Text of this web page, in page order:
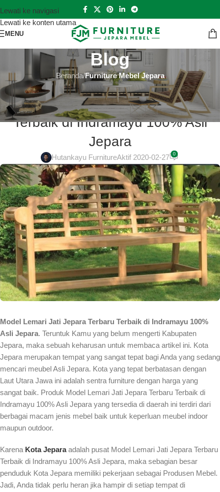
Lewati ke navigasi
Lewati ke konten utama
MENU
Blog
Beranda/Furniture Mebel Jepara
FURNITURE MEBEL JEPARA
Model Lemari Jati Jepara Terbaru
Terbaik di Indramayu 100% Asli
Jepara
Hutankayu FurnitureAktif 2020-02-27 0
Model Lemari Jati Jepara Terbaru Terbaik di Indramayu 100%
Asli Jepara. Teruntuk Kamu yang belum mengerti Kabupaten
Jepara, maka sebuah keharusan untuk membaca artikel ini. Kota
Jepara merupakan tempat yang sangat tepat bagi Anda yang sedang
mencari meubel Asli Jepara. Kota yang tepat berbatasan dengan
Laut Utara Jawa ini adalah sentra furniture dengan harga yang
sangat baik. Produk Model Lemari Jati Jepara Terbaru Terbaik di
Indramayu 100% Asli Jepara yang tersedia di daerah ini terdiri dari
berbagai macam jenis mebel baik untuk keperluan meubel indoor
maupun outdoor.
Karena Kota Jeparaadalah pusat Model Lemari Jati Jepara Terbaru
Terbaik di Indramayu 100% Asli Jepara, maka sebagian besar
penduduk Kota Jepara memiliki pekerjaan sebagai Produsen Mebel.
Jadi, Anda tidak perlu heran jika hampir di setiap tempat di